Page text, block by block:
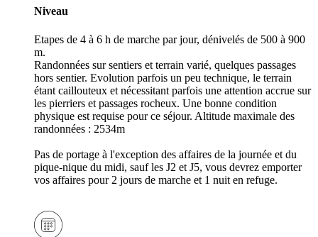
Niveau
Etapes de 4 à 6 h de marche par jour, dénivelés de 500 à 900
m.
Randonnées sur sentiers et terrain varié, quelques passages
hors sentier. Evolution parfois un peu technique, le terrain
étant caillouteux et nécessitant parfois une attention accrue sur
les pierriers et passages rocheux. Une bonne condition
physique est requise pour ce séjour. Altitude maximale des
randonnées : 2534m
Pas de portage à l'exception des affaires de la journée et du
pique-nique du midi, sauf les J2 et J5, vous devrez emporter
vos affaires pour 2 jours de marche et 1 nuit en refuge.